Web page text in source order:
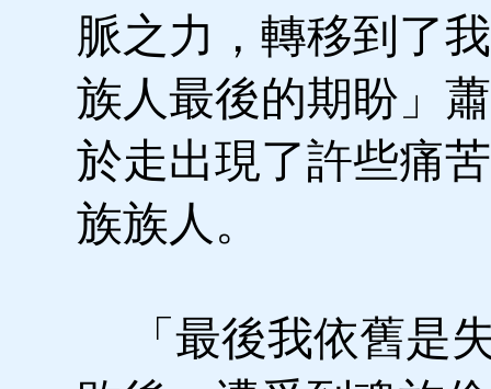
脈之力，轉移到了
族人最後的期盼」
於走出現了許些痛
族族人。
「最後我依舊是